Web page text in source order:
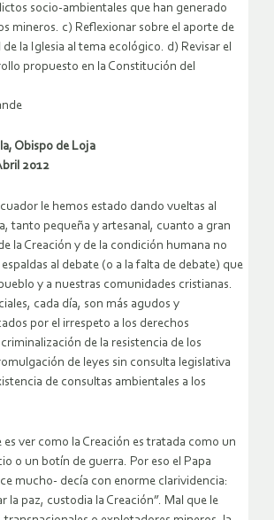
socio-ambientales que han generado
mineros. c) Reflexionar sobre el aporte de
la Iglesia al tema ecológico. d) Revisar el
propuesto en la Constitución del
Obispo de Loja
2012
le hemos estado dando vueltas al
tanto pequeña y artesanal, cuanto a gran
la Creación y de la condición humana no
al debate (o a la falta de debate) que
y a nuestras comunidades cristianas.
cada día, son más agudos y
por el irrespeto a los derechos
de la resistencia de los
de leyes sin consulta legislativa
de consultas ambientales a los
es ver como la Creación es tratada como un
o un botín de guerra. Por eso el Papa
mucho- decía con enorme clarividencia:
la paz, custodia la Creación”. Mal que le